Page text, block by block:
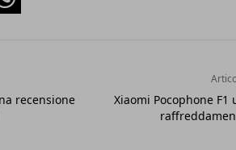
recensione
Xiaomi Pocophone F1